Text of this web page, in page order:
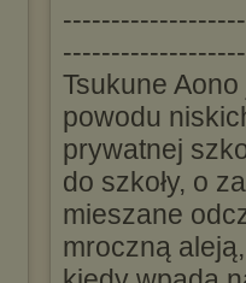
Tsukune
powodu
prywatnej
do szkoły, o
mieszane
mroczną